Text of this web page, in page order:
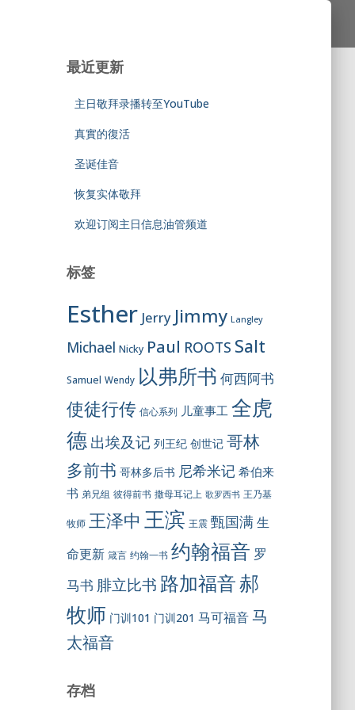
最近更新
主日敬拜录播转至YouTube
真實的復活
圣诞佳音
恢复实体敬拜
欢迎订阅主日信息油管频道
标签
Esther Jerry Jimmy Langley
Michael Nicky Paul ROOTS Salt
Samuel Wendy 以弗所书 何西阿书
使徒行传 信心系列 儿童事工 全虎
德 出埃及记 列王纪 创世记 哥林
多前书 哥林多后书 尼希米记 希伯来
书 弟兄组 彼得前书 撒母耳记上 歌罗西书 王乃基
牧师 王泽中 王滨 王震 甄国满 生
命更新 箴言 约翰一书 约翰福音 罗
马书 腓立比书 路加福音郝
牧师 门训101 门训201 马可福音 马
太福音
存档